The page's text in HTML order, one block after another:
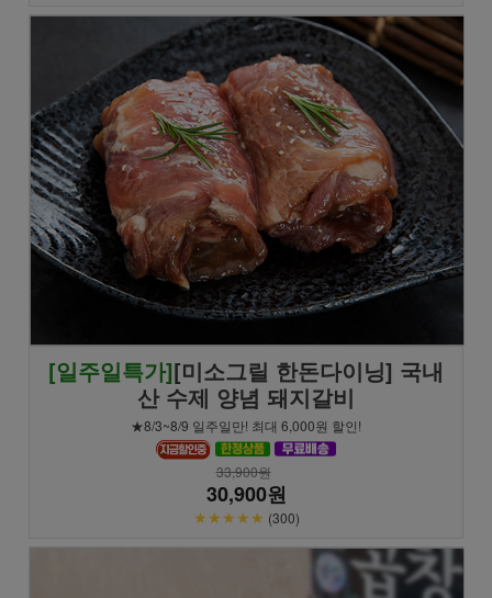
[일주일특가][미소그릴 한돈다이닝] 국내
산 수제 양념 돼지갈비
★8/3~8/9 일주일만! 최대 6,000원 할인!
33,900원
30,900원
★★★★★ (300)